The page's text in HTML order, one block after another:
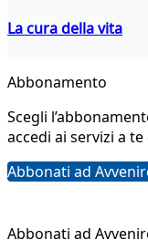
La cura della vita
Abbonamento
Scegli
accedi ai servizi a
Abbonati ad
Abbonati ad